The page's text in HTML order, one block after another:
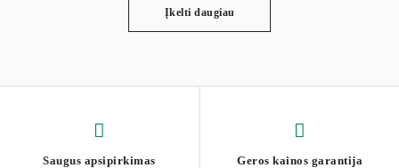
Įkelti daugiau
Saugus apsipirkimas Geros kainos garantija